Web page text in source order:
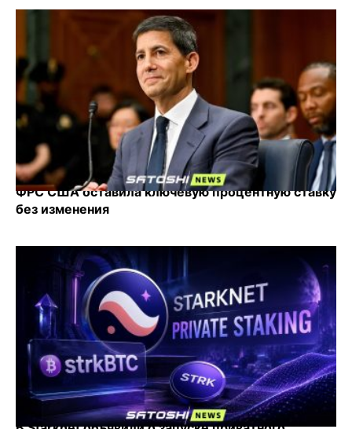
ФРС США оставила ключевую процентную ставку
без изменения